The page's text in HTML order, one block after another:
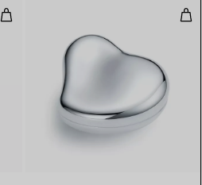
Boîte Cœur en argent 925